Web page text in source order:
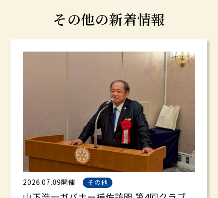
その他の新着情報
2026.07.09開催 その他